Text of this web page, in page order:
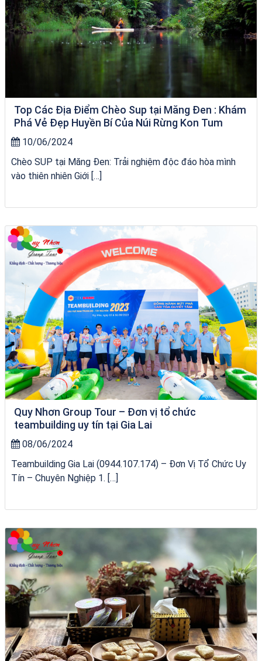
Top Các Địa Điểm Chèo Sup tại Măng Đen : Khám
Phá Vẻ Đẹp Huyền Bí Của Núi Rừng Kon Tum
10/06/2024
Chèo SUP tại Măng Đen: Trải nghiệm độc đáo hòa mình
vào thiên nhiên Giới […]
chèo SUP tại Quy Nhơn
Quy Nhơn Group Tour – Đơn vị tổ chức
teambuilding uy tín tại Gia Lai
08/06/2024
Teambuilding Gia Lai (0944.107.174) – Đơn Vị Tổ Chức Uy
Tín – Chuyên Nghiệp 1. […]